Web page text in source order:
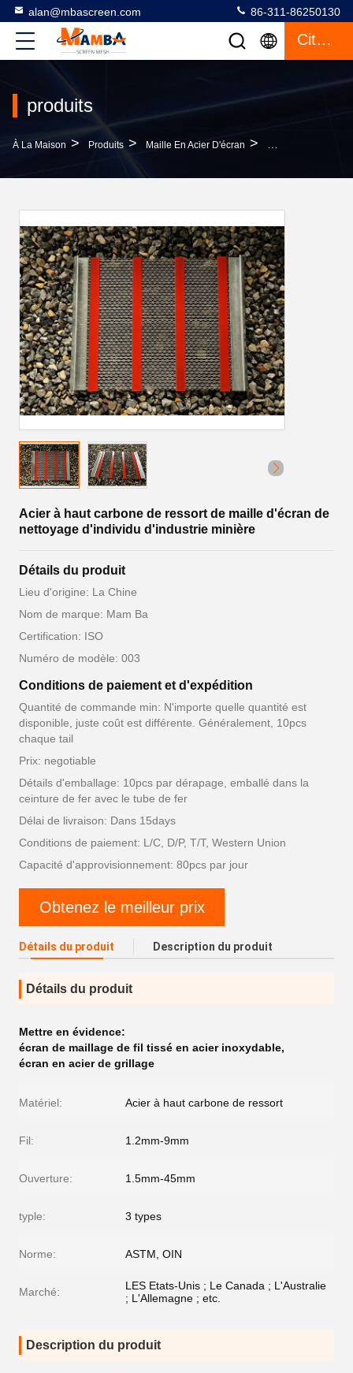
alan@mbascreen.com 86-311-86250130
Citation
produits
À La Maison > Produits > Maille En Acier D'écran > Acier À Haut
Acier à haut carbone de ressort de maille d'écran de
nettoyage d'individu d'industrie minière
Détails du produit
Lieu d'origine: La Chine
Nom de marque: Mam Ba
Certification: ISO
Numéro de modèle: 003
Conditions de paiement et d'expédition
Quantité de commande min: N'importe quelle quantité est
disponible, juste coût est différente. Généralement, 10pcs
chaque tail
Prix: negotiable
Détails d'emballage: 10pcs par dérapage, emballé dans la
ceinture de fer avec le tube de fer
Délai de livraison: Dans 15days
Conditions de paiement: L/C, D/P, T/T, Western Union
Capacité d'approvisionnement: 80pcs par jour
Obtenez le meilleur prix
Détails du produit Description du produit
Détails du produit
Mettre en évidence:
écran de maillage de fil tissé en acier inoxydable,
écran en acier de grillage
Matériel: Acier à haut carbone de ressort
Fil: 1.2mm-9mm
Ouverture: 1.5mm-45mm
typle: 3 types
Norme: ASTM, OIN
Marché:
LES Etats-Unis ; Le Canada ; L'Australie
; L'Allemagne ; etc.
Description du produit